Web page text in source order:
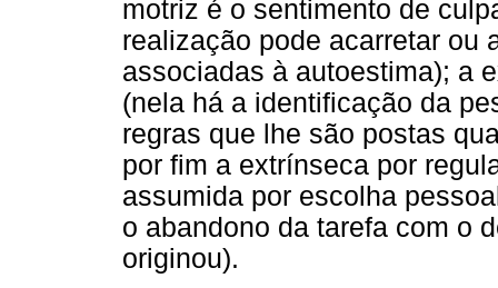
motriz é o sentimento de
realização pode acarretar ou
associadas à autoestima); a
(nela há a identificação da
regras que lhe são postas
por fim a extrínseca por
assumida por escolha
o abandono da tarefa com o
originou).